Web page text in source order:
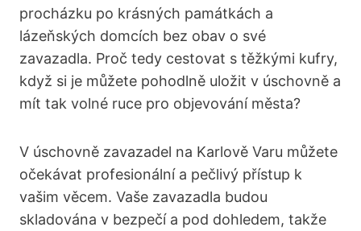
procházku po krásných památkách a
lázeňských domcích bez obav o své
zavazadla. Proč tedy cestovat s těžkými kufry,
když si je můžete pohodlně uložit v úschovně a
mít tak volné ruce pro objevování města?
V úschovně zavazadel na Karlově Varu můžete
očekávat profesionální a pečlivý přístup k
vašim věcem. Vaše zavazadla budou
skladována v bezpečí a pod dohledem, takže